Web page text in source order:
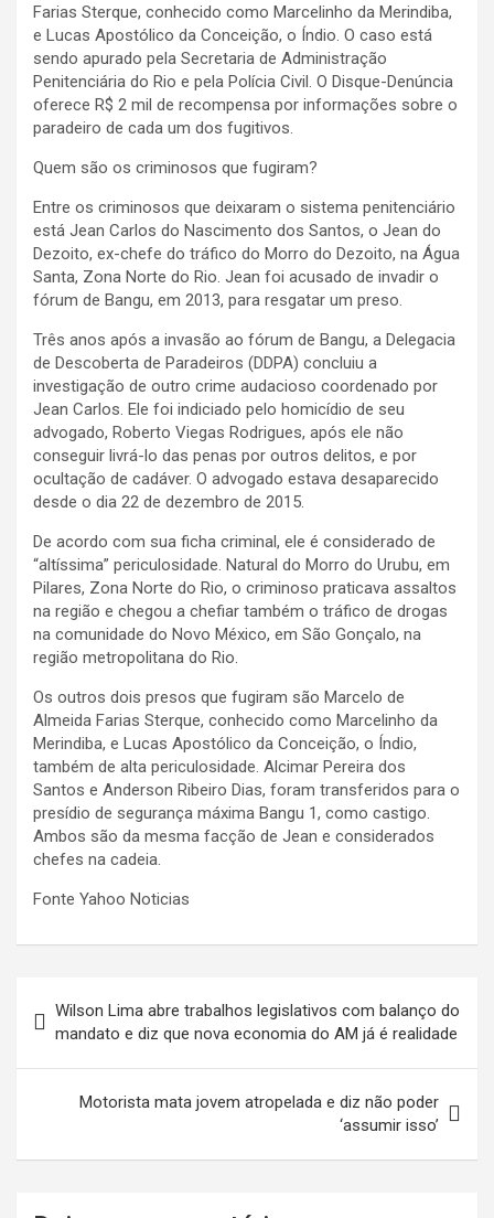
Farias Sterque, conhecido como Marcelinho da Merindiba,
e Lucas Apostólico da Conceição, o Índio. O caso está
sendo apurado pela Secretaria de Administração
Penitenciária do Rio e pela Polícia Civil. O Disque-Denúncia
oferece R$ 2 mil de recompensa por informações sobre o
paradeiro de cada um dos fugitivos.
Quem são os criminosos que fugiram?
Entre os criminosos que deixaram o sistema penitenciário
está Jean Carlos do Nascimento dos Santos, o Jean do
Dezoito, ex-chefe do tráfico do Morro do Dezoito, na Água
Santa, Zona Norte do Rio. Jean foi acusado de invadir o
fórum de Bangu, em 2013, para resgatar um preso.
Três anos após a invasão ao fórum de Bangu, a Delegacia
de Descoberta de Paradeiros (DDPA) concluiu a
investigação de outro crime audacioso coordenado por
Jean Carlos. Ele foi indiciado pelo homicídio de seu
advogado, Roberto Viegas Rodrigues, após ele não
conseguir livrá-lo das penas por outros delitos, e por
ocultação de cadáver. O advogado estava desaparecido
desde o dia 22 de dezembro de 2015.
De acordo com sua ficha criminal, ele é considerado de
“altíssima” periculosidade. Natural do Morro do Urubu, em
Pilares, Zona Norte do Rio, o criminoso praticava assaltos
na região e chegou a chefiar também o tráfico de drogas
na comunidade do Novo México, em São Gonçalo, na
região metropolitana do Rio.
Os outros dois presos que fugiram são Marcelo de
Almeida Farias Sterque, conhecido como Marcelinho da
Merindiba, e Lucas Apostólico da Conceição, o Índio,
também de alta periculosidade. Alcimar Pereira dos
Santos e Anderson Ribeiro Dias, foram transferidos para o
presídio de segurança máxima Bangu 1, como castigo.
Ambos são da mesma facção de Jean e considerados
chefes na cadeia.
Fonte Yahoo Noticias
de
Post
Wilson Lima abre trabalhos legislativos com balanço do
mandato e diz que nova economia do AM já é realidade
Motorista mata jovem atropelada e diz não poder
‘assumir isso’